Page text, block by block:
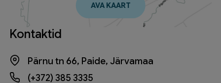
AVA KAART
Kontaktid
Pärnu tn 66, Paide, Järvamaa
(+372) 385 3335